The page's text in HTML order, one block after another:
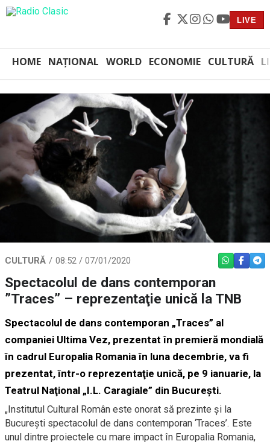
LIVE
HOME NAȚIONAL WORLD ECONOMIE CULTURĂ
CULTURĂ 08:52 / 07/01/2020 WHATSAPP
Spectacolul de dans contemporan
”Traces” – reprezentaţie unică la TNB
Spectacolul de dans contemporan „Traces” al
companiei Ultima Vez, prezentat în premieră mondială
în cadrul Europalia Romania în luna decembrie, va fi
prezentat, într-o reprezentaţie unică, pe 9 ianuarie, la
Teatrul Naţional „I.L. Caragiale” din Bucureşti.
„Institutul Cultural Român este onorat să prezinte şi la
Bucureşti spectacolul de dans contemporan ‘Traces’. Este
unul dintre proiectele cu mare impact în Europalia Romania,